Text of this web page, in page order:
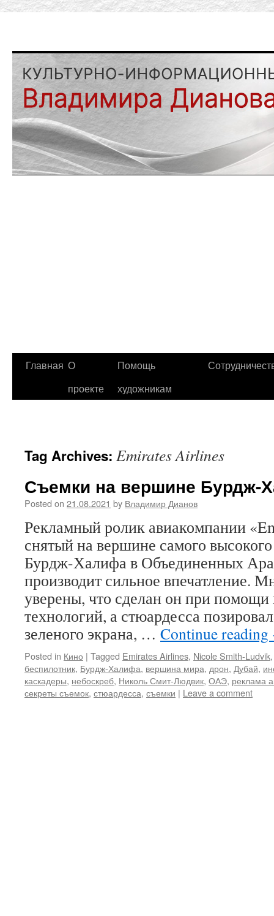
Главная О
проекте
Помощь
художникам
Tag Archives: Emirates Airlines
Съемки на вершине Бурдж-
Posted on 21.08.2021 by Владимир Дианов
Рекламный ролик авиакомпании
снятый на вершине самого
Бурдж-Халифа в Объединенных
производит сильное впечатление.
уверены, что сделан он при
технологий, а стюардесса
зеленого экрана, … Continue reading
Posted in Кино | Tagged Emirates Airlines, Nicole Smith-Ludvik
беспилотник, Бурдж-Халифа, вершина мира, дрон, Дубай,
каскадеры, небоскреб, Николь Смит-Людвик, ОАЭ, реклама
секреты съемок, стюардесса, съемки | Leave a comment